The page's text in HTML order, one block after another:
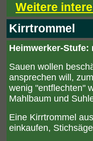
Weitere
Kirrtrommel
Heimwerker-
Sauen wollen
ansprechen will,
wenig "entflechten"
Mahlbaum und
Eine Kirrtrommel
einkaufen,